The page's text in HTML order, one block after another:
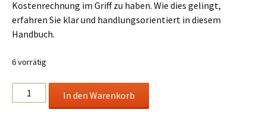
Kostenrechnung im Griff zu haben. Wie dies gelingt,
erfahren Sie klar und handlungsorientiert in diesem
Handbuch.
6 vorrätig
Kostenrechnung
und
In den Warenkorb